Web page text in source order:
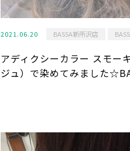
2021.06.20 BASSA新所沢店
アディクシーカラー スモー
ジュ）で染めてみました